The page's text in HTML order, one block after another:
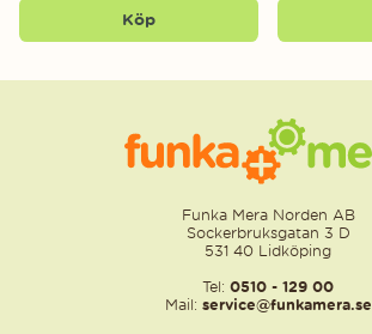
Köp
Funka Mera Norden AB
Sockerbruksgatan 3 D
531 40 Lidköping
Tel: 0510 - 129 00
Mail: service@funkamera.se